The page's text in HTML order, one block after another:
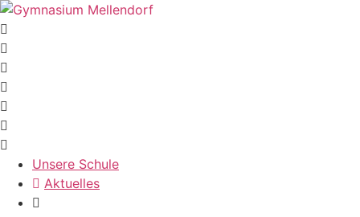
Zum
Inhalt
wechseln
Unsere Schule
Aktuelles